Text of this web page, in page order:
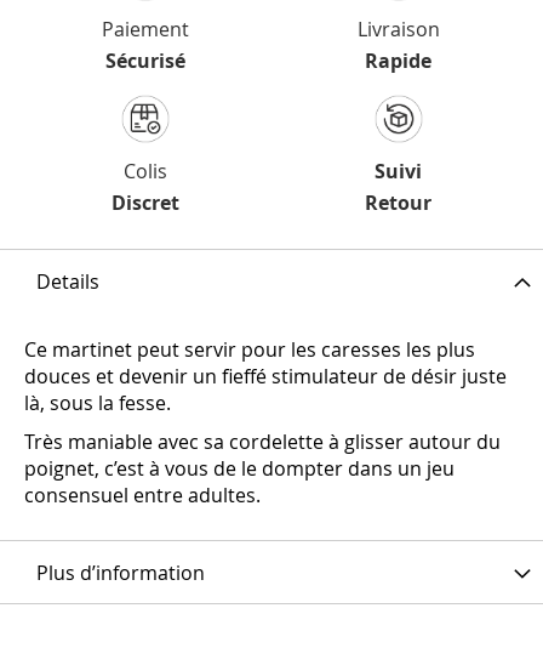
Paiement
Sécurisé
Livraison
Rapide
Colis
Discret
Suivi
Retour
Details
Ce martinet peut servir pour les caresses les plus
douces et devenir un fieffé stimulateur de désir juste
là, sous la fesse.
Très maniable avec sa cordelette à glisser autour du
poignet, c’est à vous de le dompter dans un jeu
consensuel entre adultes.
Plus d’information